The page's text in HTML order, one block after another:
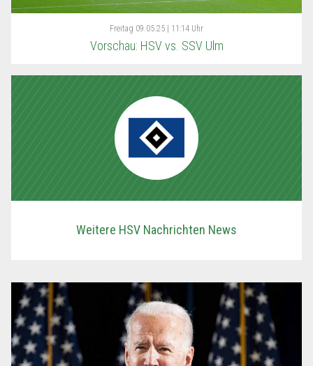
Freitag 09.05.25 | 11:14 Uhr
Vorschau: HSV vs. SSV Ulm
Weitere HSV Nachrichten News